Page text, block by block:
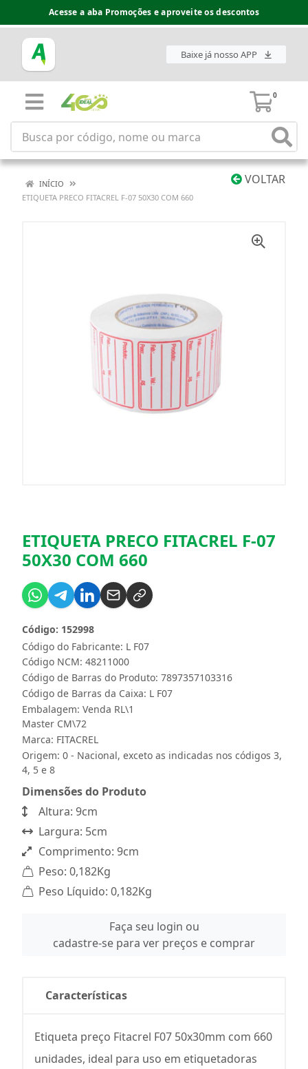
Acesse a aba Promoções e aproveite os descontos
Baixe já nosso APP
0
VOLTAR
INÍCIO
ETIQUETA PRECO FITACREL F-07 50X30 COM 660
ETIQUETA PRECO FITACREL F-07
50X30 COM 660
Código do Fabricante: L F07
Código: 152998
Código NCM: 48211000
Código de Barras do Produto: 7897357103316
Código de Barras da Caixa: L F07
Embalagem: Venda RL\1
Master CM\72
Marca: FITACREL
Origem: 0 - Nacional, exceto as indicadas nos códigos 3,
4, 5 e 8
Dimensões do Produto
Altura: 9cm
Largura: 5cm
Comprimento: 9cm
Peso: 0,182Kg
Peso Líquido: 0,182Kg
Faça seu login ou
cadastre-se para ver preços e comprar
Características
Etiqueta preço Fitacrel F07 50x30mm com 660
unidades, ideal para uso em etiquetadoras